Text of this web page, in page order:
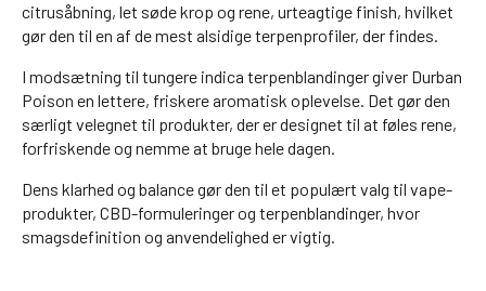
citrusåbning, let søde krop og rene, urteagtige finish, hvilket
gør den til en af de mest alsidige terpenprofiler, der findes.
I modsætning til tungere indica terpenblandinger giver Durban
Poison en lettere, friskere aromatisk oplevelse. Det gør den
særligt velegnet til produkter, der er designet til at føles rene,
forfriskende og nemme at bruge hele dagen.
Dens klarhed og balance gør den til et populært valg til vape-
produkter, CBD-formuleringer og terpenblandinger, hvor
smagsdefinition og anvendelighed er vigtig.